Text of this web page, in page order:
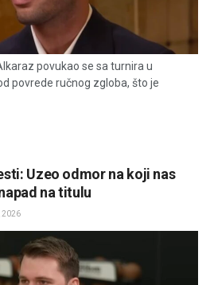
povukao se sa turnira u
povrede ručnog zgloba, što je
Uzeo odmor na koji nas
na titulu
2026